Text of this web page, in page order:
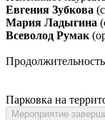
Евгения Зубкова
Мария Ладыгина
Всеволод Румак
Парковка на
Мероприятие